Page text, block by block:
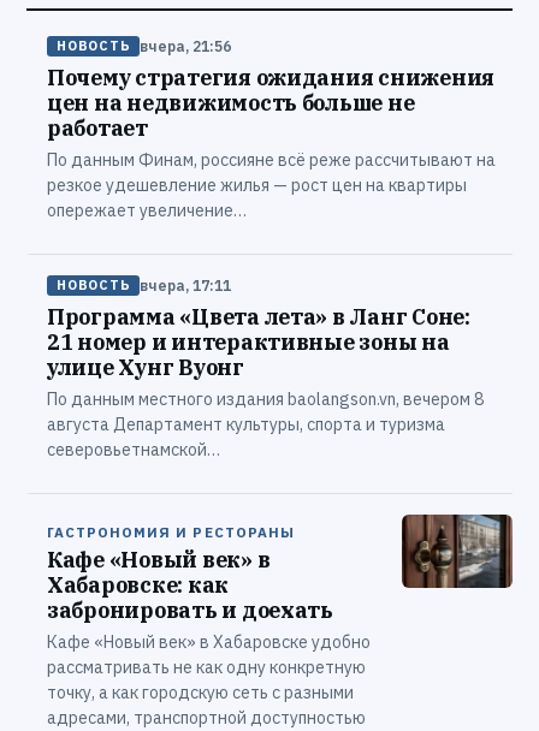
НОВОСТЬ вчера, 21:56
Почему стратегия ожидания снижения
цен на недвижимость больше не
работает
По данным Финам, россияне всё реже рассчитывают на
резкое удешевление жилья — рост цен на квартиры
опережает увеличение…
НОВОСТЬ вчера, 17:11
Программа «Цвета лета» в Ланг Соне:
21 номер и интерактивные зоны на
улице Хунг Вуонг
По данным местного издания baolangson.vn, вечером 8
августа Департамент культуры, спорта и туризма
северовьетнамской…
ГАСТРОНОМИЯ И РЕСТОРАНЫ
Кафе «Новый век» в
Хабаровске: как
забронировать и доехать
Кафе «Новый век» в Хабаровске удобно
рассматривать не как одну конкретную
точку, а как городскую сеть с разными
адресами, транспортной доступностью